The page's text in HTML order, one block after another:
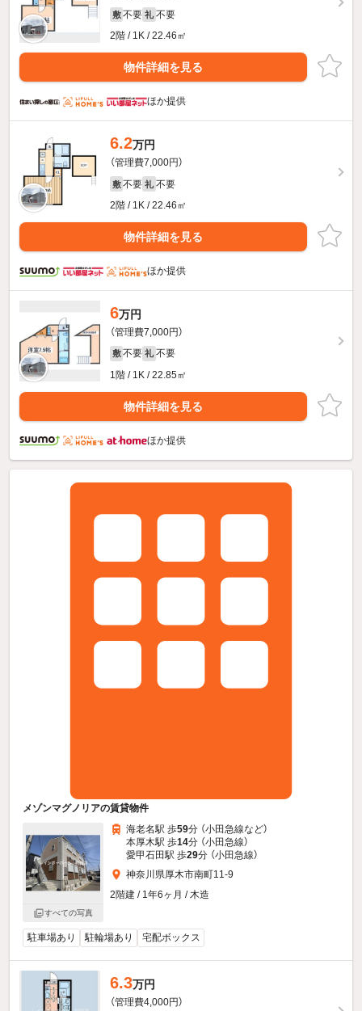
敷 不要 礼 不要
2階 / 1K / 22.46㎡
物件詳細を見る
ほか提供
6.2万円
（管理費7,000円）
敷 不要 礼 不要
2階 / 1K / 22.46㎡
物件詳細を見る
ほか提供
6万円
（管理費7,000円）
敷 不要 礼 不要
1階 / 1K / 22.85㎡
物件詳細を見る
ほか提供
メゾンマグノリアの賃貸物件
すべての写真
海老名駅 歩59分 （小田急線など）
本厚木駅 歩14分 （小田急線）
愛甲石田駅 歩29分 （小田急線）
神奈川県厚木市南町11-9
2階建 / 1年6ヶ月 / 木造
駐車場あり 駐輪場あり 宅配ボックス
6.3万円
（管理費4,000円）